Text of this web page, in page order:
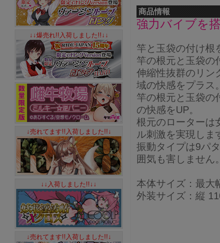
商品情報
強力バイブを
竿と玉袋の付け根
竿の根元と玉袋の
伸縮性抜群のリン
域の快感をプラス
竿の根元と玉袋の
の快感をUP。
根元のローターは
ル刺激を実現しま
振動タイプは9パ
囲気も害しません
本体サイズ：最
外装サイズ：縦
↓↓爆売れ!!入荷しました!!↓↓
↓売れてます!!入荷しました!!↓
↓↓入荷しました!!↓↓
↓売れてます!!入荷しました!!↓